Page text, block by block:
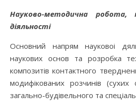
Науково-методична робота,
діяльності
Основний напрям науковоі
наукових основ та розробка
композитів контактного
модифікованих розчинів (сухих
загально-будівельного та